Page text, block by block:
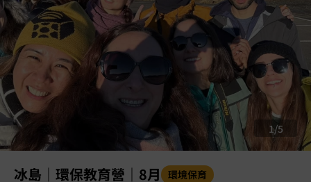
冰島｜環保教育營｜8月 環境保育
1/5